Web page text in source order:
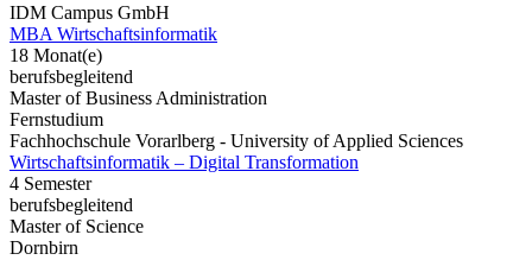
IDM Campus GmbH
MBA Wirtschaftsinformatik
18 Monat(e)
berufsbegleitend
Master of Business Administration
Fernstudium
Fachhochschule Vorarlberg - University of Applied Sciences
Wirtschaftsinformatik – Digital Transformation
4 Semester
berufsbegleitend
Master of Science
Dornbirn